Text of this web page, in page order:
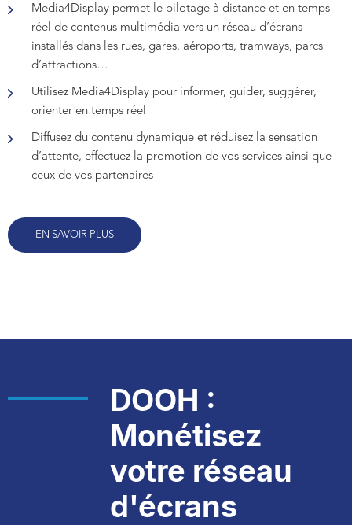
Media4Display permet le pilotage à distance et en temps
réel de contenus multimédia vers un réseau d’écrans
installés dans les rues, gares, aéroports, tramways, parcs
d’attractions…
Utilisez Media4Display pour informer, guider, suggérer,
orienter en temps réel
Diffusez du contenu dynamique et réduisez la sensation
d’attente, effectuez la promotion de vos services ainsi que
ceux de vos partenaires
EN SAVOIR PLUS
DOOH :
Monétisez
votre réseau
d'écrans